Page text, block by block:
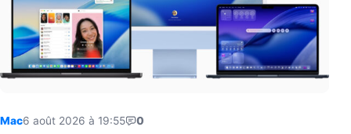
Mac6 août 2026 à 19:55 0